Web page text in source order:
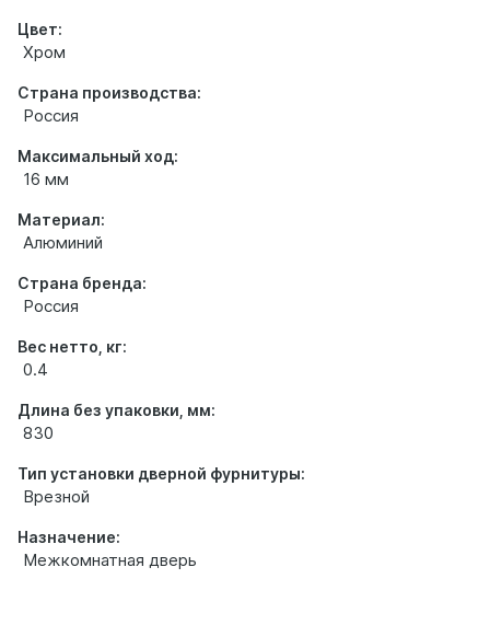
Цвет:
Хром
Страна производства:
Россия
Максимальный ход:
16 мм
Материал:
Алюминий
Страна бренда:
Россия
Вес нетто, кг:
0.4
Длина без упаковки, мм:
830
Тип установки дверной фурнитуры:
Врезной
Назначение:
Межкомнатная дверь